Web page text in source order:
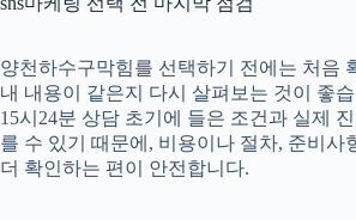
양천하수구막힘를 선택하기 전에는 처음
내 내용이 같은지 다시 살펴보는 것이 좋
15시24분 상담 초기에 들은 조건과 실제
를 수 있기 때문에, 비용이나 절차, 준비사
더 확인하는 편이 안전합니다.